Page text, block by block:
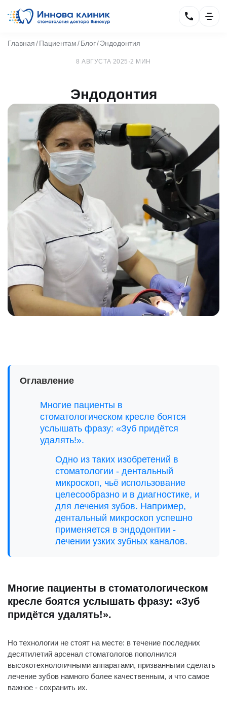
Главная Пациентам Блог Эндодонтия
8 АВГУСТА 2025 ·2 МИН
Эндодонтия
Оглавление
Многие пациенты в
стоматологическом кресле боятся
услышать фразу: «Зуб придётся
удалять!».
Одно из таких изобретений в
стоматологии - дентальный
микроскоп, чьё использование
целесообразно и в диагностике, и
для лечения зубов. Например,
дентальный микроскоп успешно
применяется в эндодонтии -
лечении узких зубных каналов.
Записаться на консультацию
можно по телефону +7(8352) 70-
97-91 либо напишите нам
Многие пациенты в стоматологическом
кресле боятся услышать фразу: «Зуб
придётся удалять!».
Но технологии не стоят на месте: в течение последних
десятилетий арсенал стоматологов пополнился
высокотехнологичными аппаратами, призванными сделать
лечение зубов намного более качественным, и что самое
важное - сохранить их.